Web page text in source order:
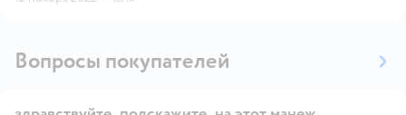
Вопросы покупателей